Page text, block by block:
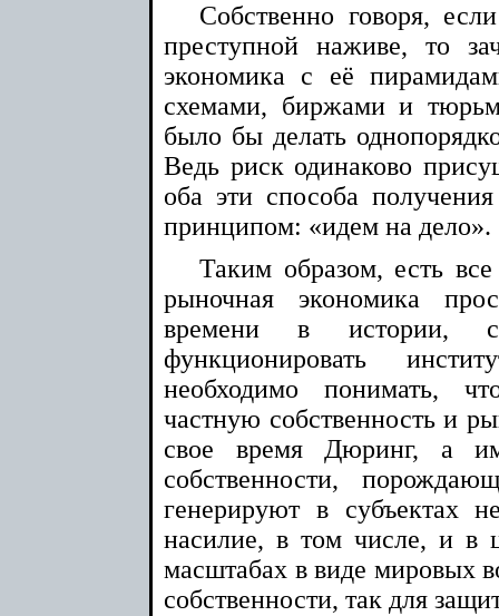
Собственно говоря,
преступной наживе, то
экономика с её
схемами, биржами и
было бы делать
Ведь риск одинаково
оба эти способа
принципом: «идем на дело».
Таким образом, есть
рыночная экономика
времени в истории,
функционировать
необходимо понимать,
частную собственность и
свое время Дюринг, а
собственности,
генерируют в субъектах
насилие, в том числе, и в
масштабах в виде мировых
собственности, так для